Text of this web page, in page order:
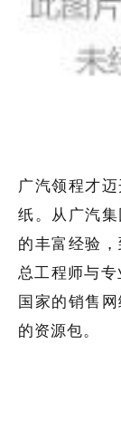
广汽领程才
纸。从广汽
的丰富经验
总工程师与
国家的销售
的资源包。